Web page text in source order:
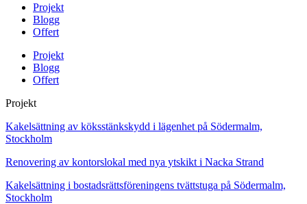
Projekt
Blogg
Offert
Projekt
Blogg
Offert
Projekt
Kakelsättning av köksstänkskydd i lägenhet på Södermalm,
Stockholm
Renovering av kontorslokal med nya ytskikt i Nacka Strand
Kakelsättning i bostadsrättsföreningens tvättstuga på Södermalm,
Stockholm